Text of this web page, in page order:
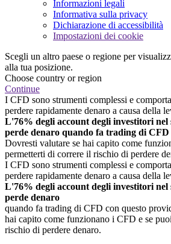
Informazioni legali
Informativa sulla privacy
Dichiarazione di accessibilità
Impostazioni dei cookie
Scegli un altro paese o regione per
alla tua posizione.
Choose country or region
Continue
I CFD sono strumenti complessi e
perdere rapidamente denaro a causa della
L'76% degli account degli investitori nel
perde denaro quando fa trading di
Dovresti valutare se hai capito come
permetterti di correre il rischio di perdere
I CFD sono strumenti complessi e
perdere rapidamente denaro a causa della
L'76% degli account degli investitori nel
perde denaro
quando fa trading di CFD con questo
hai capito come funzionano i CFD e se
rischio di perdere denaro.